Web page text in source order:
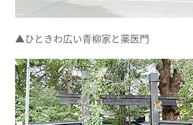
▲ひときわ広い青柳家と薬医門